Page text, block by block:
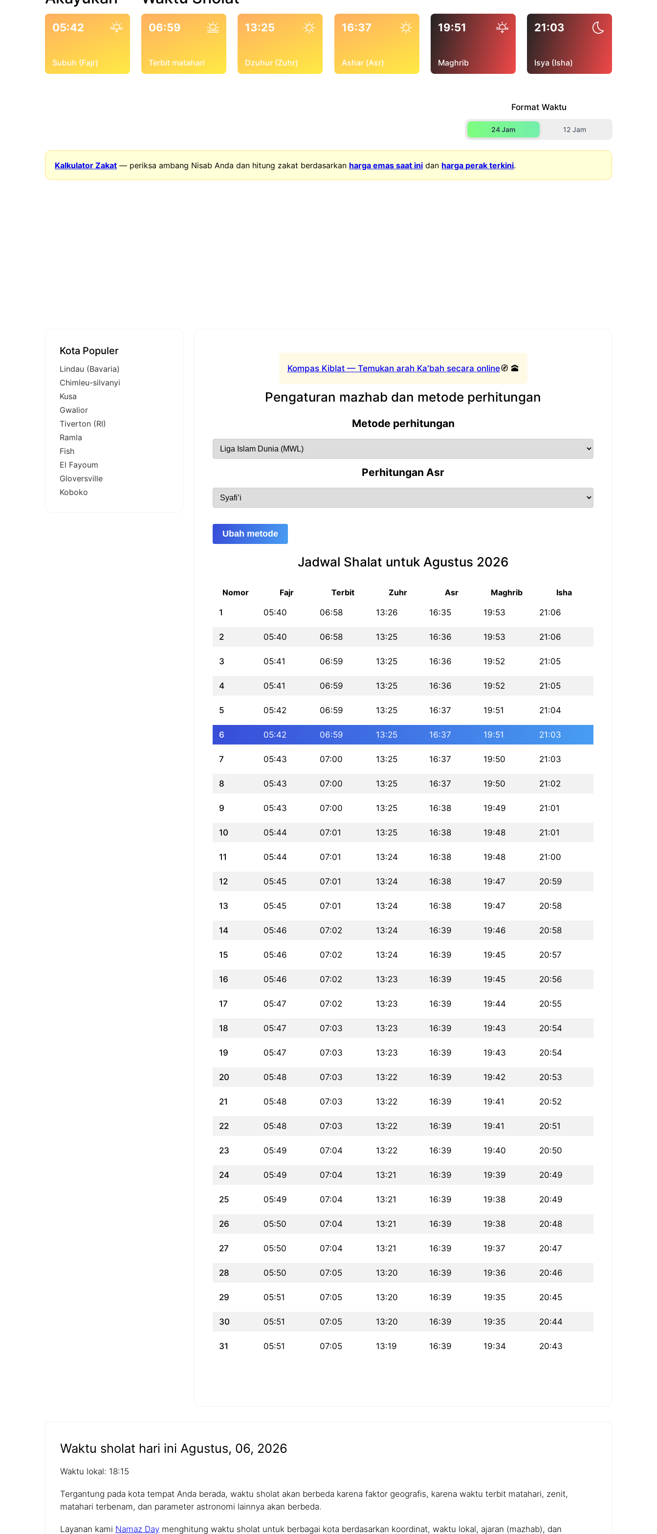
05:42
Subuh (Fajr)
06:59
Terbit matahari
13:25
Dzuhur (Zuhr)
16:37
Ashar (Asr)
19:51
Maghrib
21:03
Isya (Isha)
Format Waktu
24 Jam 12 Jam
Kalkulator Zakat — periksa ambang Nisab Anda dan hitung zakat berdasarkan harga emas saat ini dan harga perak terkini.
Kompas Kiblat — Temukan arah Ka'bah secara online🧭 🕋
Pengaturan mazhab dan metode perhitungan
Metode perhitungan
Perhitungan Asr
Ubah metode
Jadwal Shalat untuk Agustus 2026
Nomor Fajr Terbit Zuhr Asr Maghrib Isha
1 05:40 06:58 13:26 16:35 19:53 21:06
2 05:40 06:58 13:25 16:36 19:53 21:06
3 05:41 06:59 13:25 16:36 19:52 21:05
4 05:41 06:59 13:25 16:36 19:52 21:05
5 05:42 06:59 13:25 16:37 19:51 21:04
6 05:42 06:59 13:25 16:37 19:51 21:03
7 05:43 07:00 13:25 16:37 19:50 21:03
8 05:43 07:00 13:25 16:37 19:50 21:02
9 05:43 07:00 13:25 16:38 19:49 21:01
10 05:44 07:01 13:25 16:38 19:48 21:01
11 05:44 07:01 13:24 16:38 19:48 21:00
12 05:45 07:01 13:24 16:38 19:47 20:59
13 05:45 07:01 13:24 16:38 19:47 20:58
14 05:46 07:02 13:24 16:39 19:46 20:58
15 05:46 07:02 13:24 16:39 19:45 20:57
16 05:46 07:02 13:23 16:39 19:45 20:56
17 05:47 07:02 13:23 16:39 19:44 20:55
18 05:47 07:03 13:23 16:39 19:43 20:54
19 05:47 07:03 13:23 16:39 19:43 20:54
20 05:48 07:03 13:22 16:39 19:42 20:53
21 05:48 07:03 13:22 16:39 19:41 20:52
22 05:48 07:03 13:22 16:39 19:41 20:51
23 05:49 07:04 13:22 16:39 19:40 20:50
24 05:49 07:04 13:21 16:39 19:39 20:49
25 05:49 07:04 13:21 16:39 19:38 20:49
26 05:50 07:04 13:21 16:39 19:38 20:48
27 05:50 07:04 13:21 16:39 19:37 20:47
28 05:50 07:05 13:20 16:39 19:36 20:46
29 05:51 07:05 13:20 16:39 19:35 20:45
30 05:51 07:05 13:20 16:39 19:35 20:44
31 05:51 07:05 13:19 16:39 19:34 20:43
Kota Populer
Lindau (Bavaria)
Chimleu-silvanyi
Kusa
Gwalior
Tiverton (RI)
Ramla
Fish
El Fayoum
Gloversville
Koboko
Waktu sholat hari ini Agustus, 06, 2026
Waktu lokal: 18:15
Tergantung pada kota tempat Anda berada, waktu sholat akan berbeda karena faktor geografis, karena waktu terbit matahari, zenit,
matahari terbenam, dan parameter astronomi lainnya akan berbeda.
Layanan kami Namaz Day menghitung waktu sholat untuk berbagai kota berdasarkan koordinat, waktu lokal, ajaran (mazhab), dan